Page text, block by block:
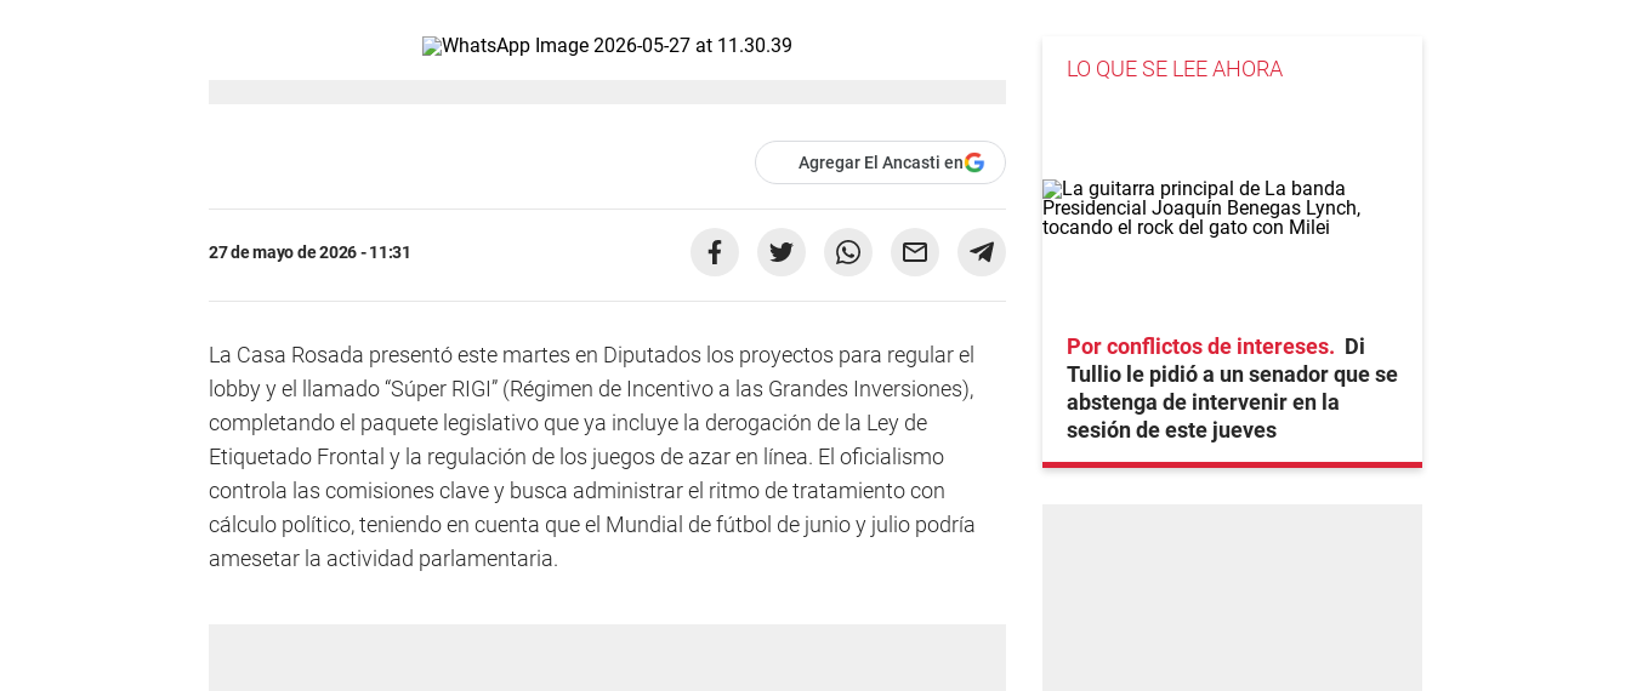
Agregar El Ancasti en
27 de mayo de 2026 - 11:31
La Casa Rosada presentó este martes en Diputados los proyectos para regular el
lobby y el llamado “Súper RIGI” (Régimen de Incentivo a las Grandes Inversiones),
completando el paquete legislativo que ya incluye la derogación de la Ley de
Etiquetado Frontal y la regulación de los juegos de azar en línea. El oficialismo
controla las comisiones clave y busca administrar el ritmo de tratamiento con
cálculo político, teniendo en cuenta que el Mundial de fútbol de junio y julio podría
amesetar la actividad parlamentaria.
LO QUE SE LEE AHORA
Por conflictos de intereses
Di
Tullio le pidió a un senador que se
abstenga de intervenir en la
sesión de este jueves